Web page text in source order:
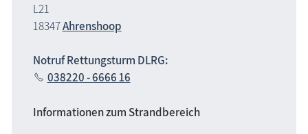
L21
18347Ahrenshoop
Notruf Rettungsturm DLRG:
038220 - 6666 16
Informationen zum Strandbereich